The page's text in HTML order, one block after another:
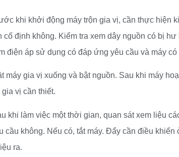
khi khởi động máy trộn gia vị, cần thực hiện
cố định không. Kiểm tra xem dây nguồn có bị
điện áp sử dụng có đáp ứng yêu cầu và máy
máy gia vị xuống và bật nguồn. Sau khi máy
vị cần thiết.
khi làm việc một thời gian, quan sát xem liệu
cầu không. Nếu có, tắt máy. Đẩy cần điều
ra.